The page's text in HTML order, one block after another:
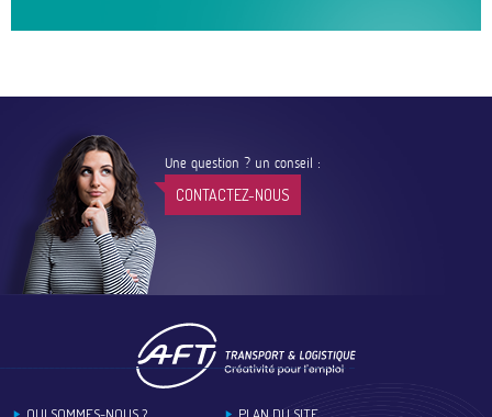
Une question ? un conseil :
CONTACTEZ-NOUS